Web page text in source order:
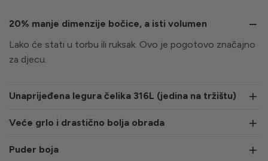
20% manje dimenzije bočice, a isti volumen
Lako će stati u torbu ili ruksak. Ovo je pogotovo značajno
za djecu.
Unaprijeđena legura čelika 316L (jedina na tržištu)
Veće grlo i drastično bolja obrada
Puder boja